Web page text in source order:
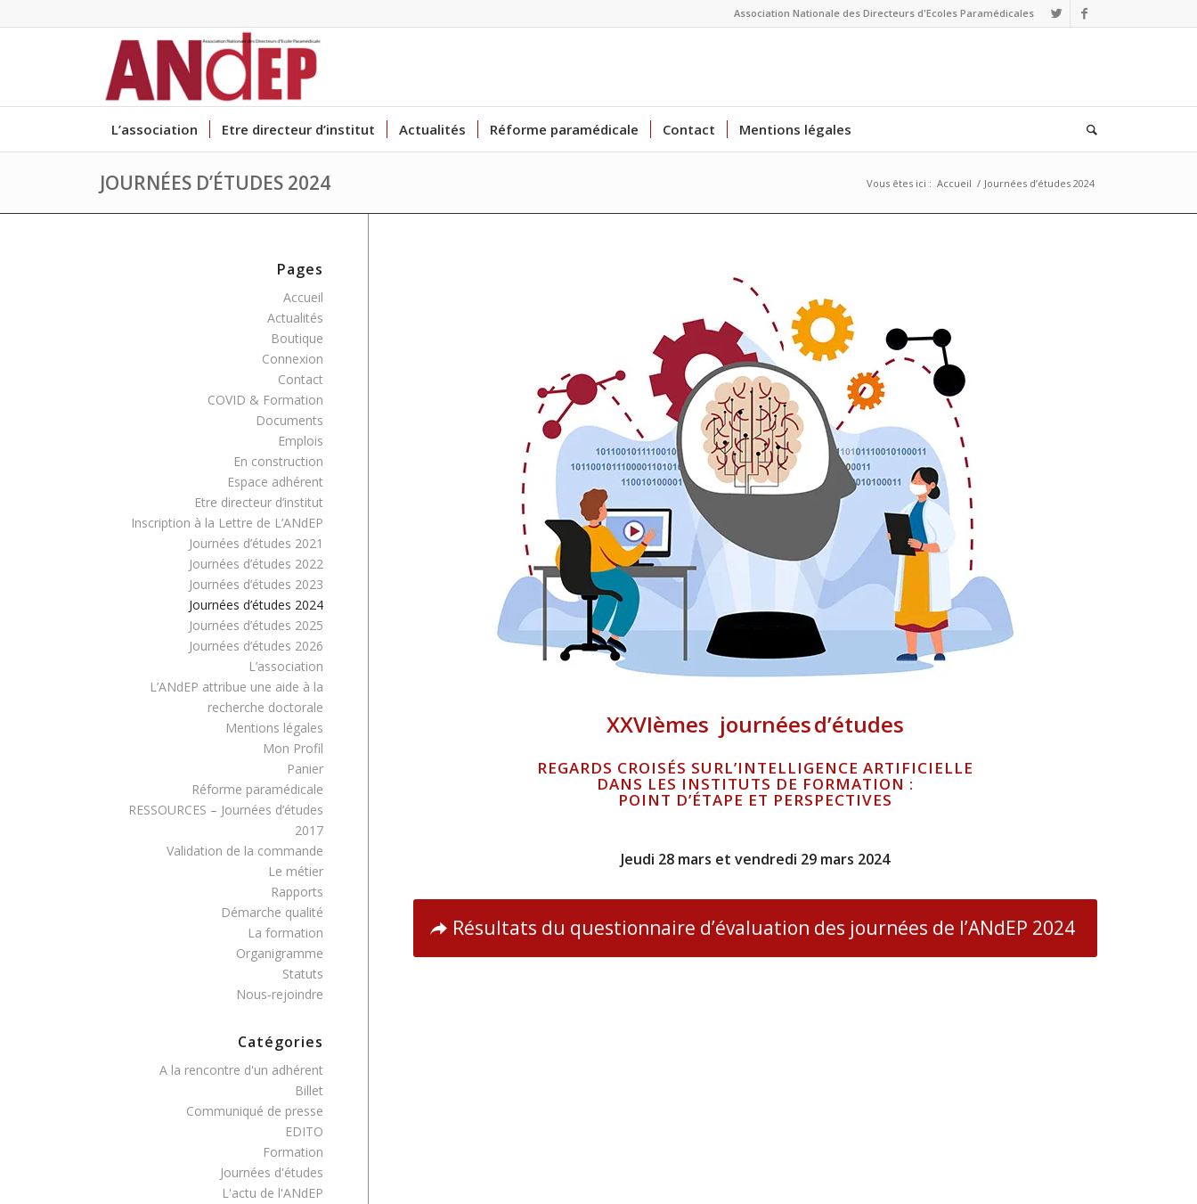
Association Nationale des Directeurs d'Ecoles Paramédicales
L’association Etre directeur d’institut Actualités Réforme paramédicale Contact Mentions légales
JOURNÉES D’ÉTUDES 2024 Vous êtes ici : Accueil / Journées d’études 2024
XXVIèmes journéesd’études
REGARDS CROISÉS SURL’INTELLIGENCE ARTIFICIELLE
DANS LES INSTITUTS DE FORMATION :
POINT D’ÉTAPE ET PERSPECTIVES
Jeudi 28 mars et vendredi 29 mars 2024
Résultats du questionnaire d’évaluation des journées de l’ANdEP 2024
Pages
Accueil
Actualités
Boutique
Connexion
Contact
COVID & Formation
Documents
Emplois
En construction
Espace adhérent
Etre directeur d’institut
Inscription à la Lettre de L’ANdEP
Journées d’études 2021
Journées d’études 2022
Journées d’études 2023
Journées d’études 2024
Journées d’études 2025
Journées d’études 2026
L’association
L’ANdEP attribue une aide à la
recherche doctorale
Mentions légales
Mon Profil
Panier
Réforme paramédicale
RESSOURCES – Journées d’études
2017
Validation de la commande
Le métier
Rapports
Démarche qualité
La formation
Organigramme
Statuts
Nous-rejoindre
Catégories
A la rencontre d'un adhérent
Billet
Communiqué de presse
EDITO
Formation
Journées d'études
L'actu de l'ANdEP